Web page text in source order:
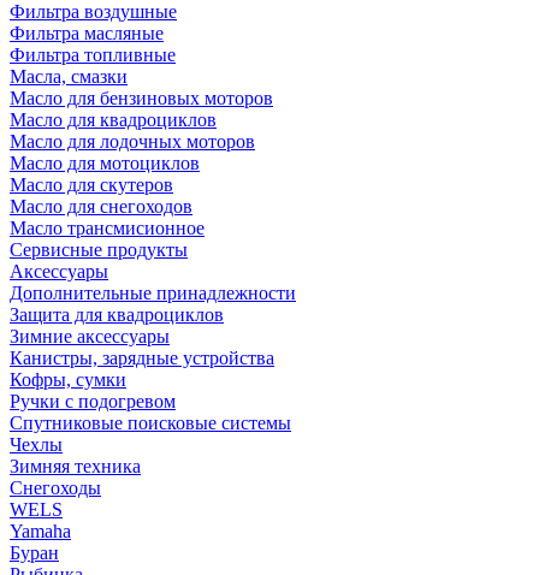
Фильтра воздушные
Фильтра масляные
Фильтра топливные
Масла, смазки
Масло для бензиновых моторов
Масло для квадроциклов
Масло для лодочных моторов
Масло для мотоциклов
Масло для скутеров
Масло для снегоходов
Масло трансмисионное
Сервисные продукты
Аксессуары
Дополнительные принадлежности
Защита для квадроциклов
Зимние аксессуары
Канистры, зарядные устройства
Кофры, сумки
Ручки с подогревом
Спутниковые поисковые системы
Чехлы
Зимняя техника
Снегоходы
WELS
Yamaha
Буран